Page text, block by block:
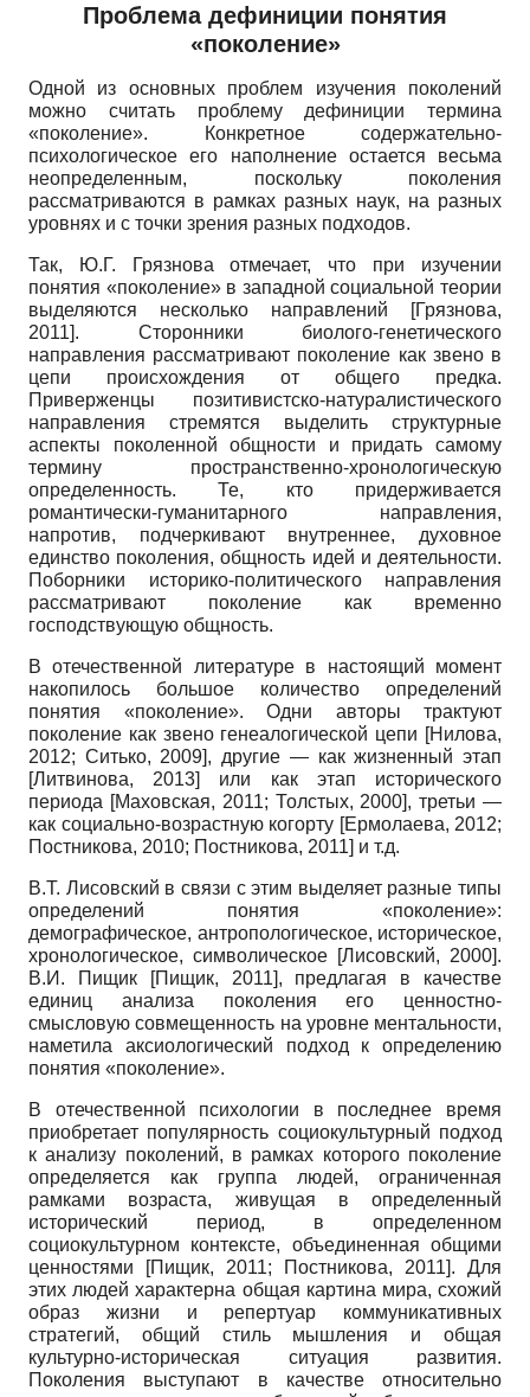
Проблема дефиниции понятия
«поколение»
Одной из основных проблем изучения поколений
можно считать проблему дефиниции термина
«поколение». Конкретное содержательно-
психологическое его наполнение остается весьма
неопределенным, поскольку поколения
рассматриваются в рамках разных наук, на разных
уровнях и с точки зрения разных подходов.
Так, Ю.Г. Грязнова отмечает, что при изучении
понятия «поколение» в западной социальной теории
выделяются несколько направлений
[Грязнова,
2011]. Сторонники биолого-генетического
направления рассматривают поколение как звено в
цепи происхождения от общего предка.
Приверженцы позитивистско-натуралистического
направления стремятся выделить структурные
аспекты поколенной общности и придать самому
термину пространственно-хронологическую
определенность. Те, кто придерживается
романтически-гуманитарного направления,
напротив, подчеркивают внутреннее, духовное
единство поколения, общность идей и деятельности.
Поборники историко-политического направления
рассматривают поколение как временно
господствующую общность.
В отечественной литературе в настоящий момент
накопилось большое количество определений
понятия «поколение». Одни авторы трактуют
поколение как звено генеалогической цепи [Нилова,
2012; Ситько, 2009], другие — как жизненный этап
[Литвинова, 2013]
или как этап исторического
периода [Маховская, 2011; Толстых, 2000], третьи —
как социально-возрастную когорту [Ермолаева, 2012;
Постникова, 2010; Постникова, 2011] и т.д.
В.Т. Лисовский в связи с этим выделяет разные типы
определений понятия «поколение»:
демографическое, антропологическое, историческое,
хронологическое, символическое [Лисовский, 2000].
В.И. Пищик
[Пищик, 2011], предлагая в качестве
единиц анализа поколения его ценностно-
смысловую совмещенность на уровне ментальности,
наметила аксиологический подход к определению
понятия «поколение».
В отечественной психологии в последнее время
приобретает популярность социокультурный подход
к анализу поколений, в рамках которого поколение
определяется как группа людей, ограниченная
рамками возраста, живущая в определенный
исторический период, в определенном
социокультурном контексте, объединенная общими
ценностями
[Пищик, 2011; Постникова, 2011]. Для
этих людей характерна общая картина мира, схожий
образ жизни и репертуар коммуникативных
стратегий, общий стиль мышления и общая
культурно-историческая ситуация развития.
Поколения выступают в качестве относительно